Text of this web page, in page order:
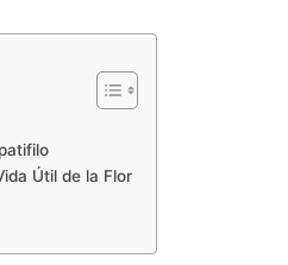
Útil de la Flor